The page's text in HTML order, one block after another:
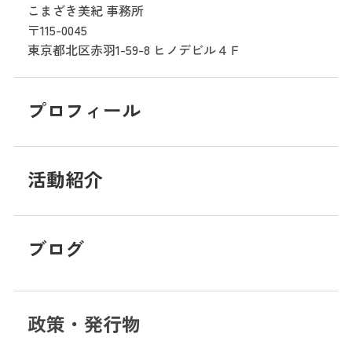
こまざき美紀 事務所
〒115-0045
東京都北区赤羽1-59-8 ヒノデビル４Ｆ
プロフィール
活動紹介
ブログ
政策・発行物